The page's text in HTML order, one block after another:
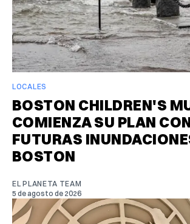
LOCALES
BOSTON CHILDREN'S
COMIENZA SU PLAN
FUTURAS
BOSTON
EL PLANETA TEAM
5 de agosto de 2026